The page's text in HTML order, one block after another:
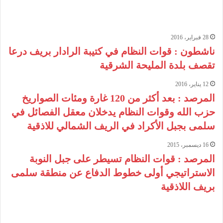
28 فبراير، 2016
ناشطون : قوات النظام في كتيبة الرادار بريف درعا
تقصف بلدة المليحة الشرقية
12 يناير، 2016
المرصد : بعد أكثر من 120 غارة ومئات الصواريخ
حزب الله وقوات النظام يدخلان معقل الفصائل في
سلمى بجبل الأكراد في الريف الشمالي للاذقية
16 ديسمبر، 2015
المرصد : قوات النظام تسيطر على جبل النوبة
الاستراتيجي أولى خطوط الدفاع عن منطقة سلمى
بريف اللاذقية